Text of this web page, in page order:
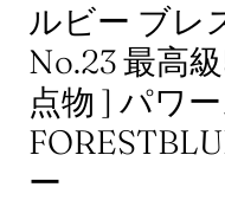
ルビー ブレ
No.23 最高
点物 ] パワ
ー